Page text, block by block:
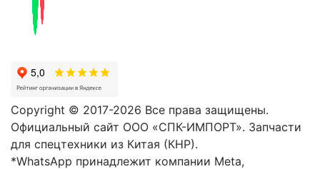
Copyright © 2017-2026 Все права защищены.
Официальный сайт ООО «СПК-ИМПОРТ». Запчасти
для спецтехники из Китая (КНР).
*WhatsApp принадлежит компании Meta,